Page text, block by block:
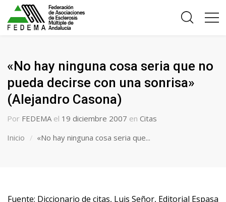
«No hay ninguna cosa seria que no
pueda decirse con una sonrisa»
(Alejandro Casona)
Por FEDEMA el 19 diciembre 2007 en Citas
Inicio
«No hay ninguna cosa seria que...
Fuente: Diccionario de citas, Luis Señor, Editorial Espasa